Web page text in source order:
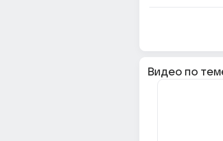
Видео по